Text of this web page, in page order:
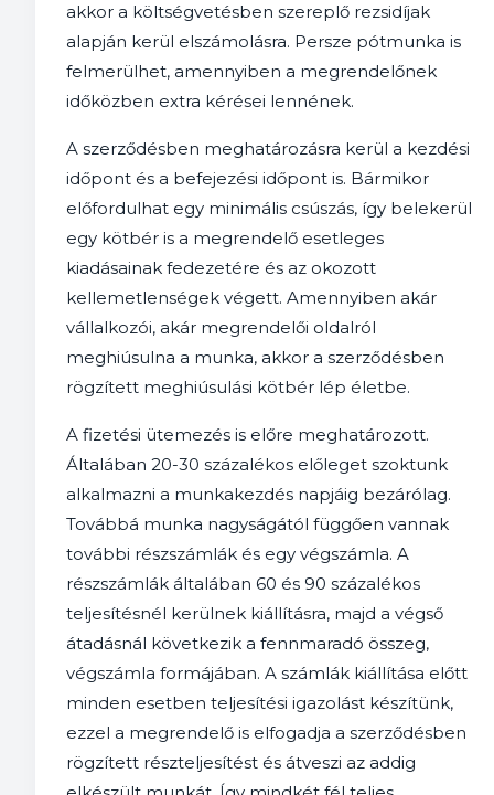
akkor a költségvetésben szereplő rezsidíjak
alapján kerül elszámolásra. Persze pótmunka is
felmerülhet, amennyiben a megrendelőnek
időközben extra kérései lennének.
A szerződésben meghatározásra kerül a kezdési
időpont és a befejezési időpont is. Bármikor
előfordulhat egy minimális csúszás, így belekerül
egy kötbér is a megrendelő esetleges
kiadásainak fedezetére és az okozott
kellemetlenségek végett. Amennyiben akár
vállalkozói, akár megrendelői oldalról
meghiúsulna a munka, akkor a szerződésben
rögzített meghiúsulási kötbér lép életbe.
A fizetési ütemezés is előre meghatározott.
Általában 20-30 százalékos előleget szoktunk
alkalmazni a munkakezdés napjáig bezárólag.
Továbbá munka nagyságától függően vannak
további részszámlák és egy végszámla. A
részszámlák általában 60 és 90 százalékos
teljesítésnél kerülnek kiállításra, majd a végső
átadásnál következik a fennmaradó összeg,
végszámla formájában. A számlák kiállítása előtt
minden esetben teljesítési igazolást készítünk,
ezzel a megrendelő is elfogadja a szerződésben
rögzített részteljesítést és átveszi az addig